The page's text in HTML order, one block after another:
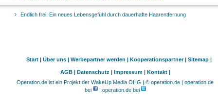
Endlich frei: Ein neues Lebensgefühl durch dauerhafte Haarentfernung
Start | Über uns | Werbepartner werden | Kooperationspartner | Sitemap |
AGB | Datenschutz | Impressum | Kontakt |
Operation.de ist ein Projekt der WakeUp Media OHG | © operation.de | operation.de
bei
| operation.de bei